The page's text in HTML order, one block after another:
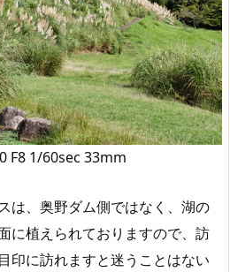
F8 1/60sec 33mm
は、奥野ダム側ではなく、湖の
に植えられておりますので、訪
印に訪れますと迷うことはない